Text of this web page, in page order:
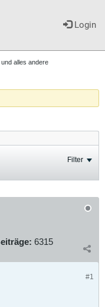
Login
alles andere
Filter
6315
#1